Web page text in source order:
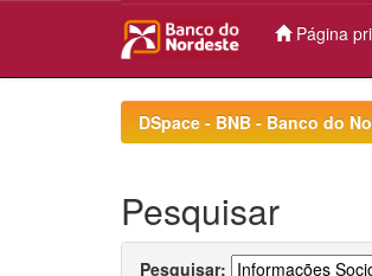
Página
DSpace - BNB - Banco do
Pesquisar
Pesquisar: